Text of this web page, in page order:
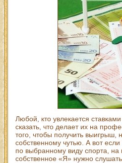
Любой, кто увлекается
сказать, что делает их на
того, чтобы получить выигрыш,
собственному чутью. А вот
по выбранному виду спорта, на
собственное «Я» нужно